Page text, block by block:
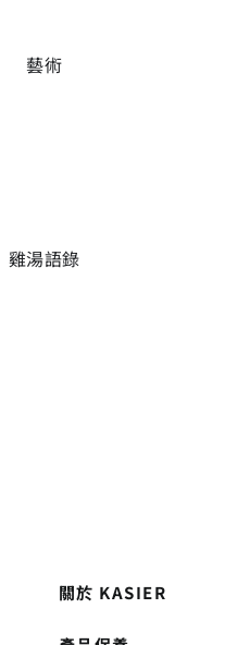
藝術
雞湯語錄
關於 KASIER